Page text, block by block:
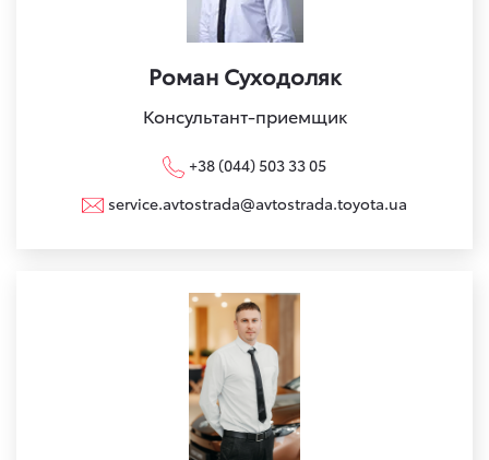
Роман Суходоляк
Консультант-приемщик
+38 (044) 503 33 05
service.avtostrada@avtostrada.toyota.ua